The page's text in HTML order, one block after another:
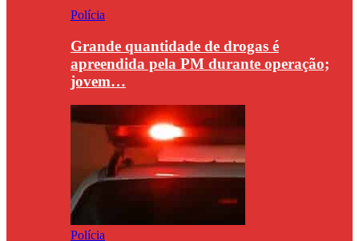
Polícia
Grande quantidade de drogas é
apreendida pela PM durante operação;
jovem…
Polícia